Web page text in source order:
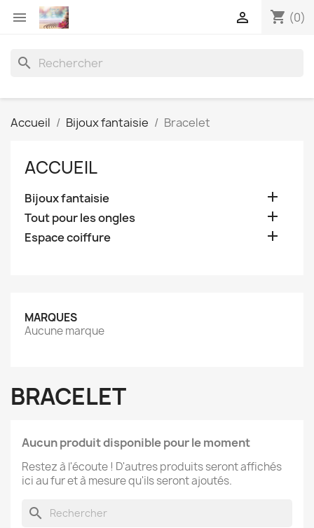
 shopping_cart (0)

search
Accueil Bijoux fantaisie Bracelet
ACCUEIL
Bijoux fantaisie 
Tout pour les ongles 
Espace coiffure 
MARQUES
Aucune marque
BRACELET
Aucun produit disponible pour le moment
Restez à l'écoute ! D'autres produits seront affichés
ici au fur et à mesure qu'ils seront ajoutés.
search